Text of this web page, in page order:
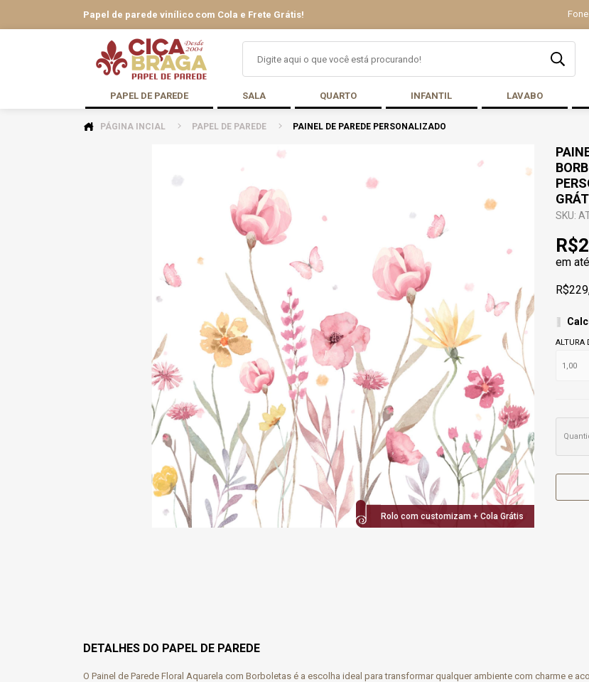
Papel de parede vinílico com Cola e Frete Grátis! Fone
PAPEL DE PAREDE SALA QUARTO INFANTIL LAVABO
PÁGINA INCIAL PAPEL DE PAREDE PAINEL DE PAREDE PERSONALIZADO
Rolo com customizam + Cola Grátis
SKU:
em até
ALTURA
DETALHES DO PAPEL DE PAREDE
O Painel de Parede Floral Aquarela com Borboletas é a escolha ideal para transformar qualquer ambiente com charme e